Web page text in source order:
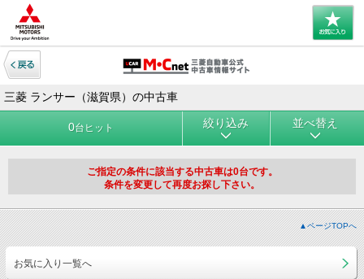
三菱 ランサー（滋賀県）の中古車
0台ヒット 絞り込み 並べ替え
ご指定の条件に該当する中古車は0台です。
条件を変更して再度お探し下さい。
▲ページTOPへ
お気に入り一覧へ